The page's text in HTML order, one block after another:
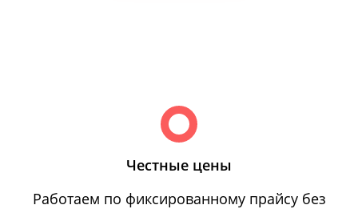
Честные цены
Работаем по фиксированному прайсу без